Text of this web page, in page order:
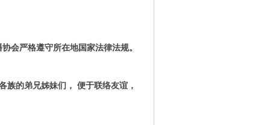
协会严格遵守所在地国家法律法规。
族的弟兄姊妹们 ， 便于联络友谊 ，